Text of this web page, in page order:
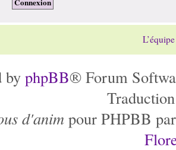
by phpBB® Forum
d'anim pour PHPBB